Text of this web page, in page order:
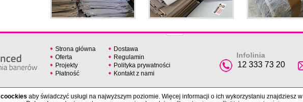
Strona główna
Oferta
Projekty
Płatność
Dostawa
Regulamin
Polityka prywatności
Kontakt z nami
Infolinia
12 333 73 20
coockies aby świadczyć usługi na najwyższym poziomie. Więcej informacji o ich wykorzystaniu znajdziesz w